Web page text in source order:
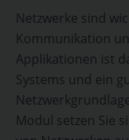
Netzwerke sind
Kommunikation
Applikationen ist
Systems und ein
Modul setzen Sie